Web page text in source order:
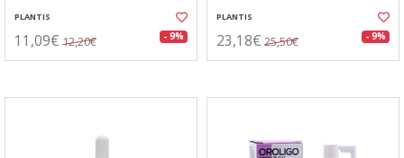
PLANTIS
11,09€ 12,20€ - 9%
PLANTIS
23,18€ 25,50€ - 9%